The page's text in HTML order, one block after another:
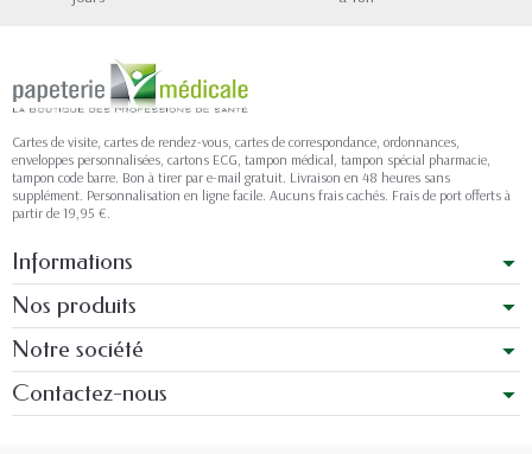
Cartes de visite, cartes de rendez-vous, cartes de correspondance, ordonnances,
enveloppes personnalisées, cartons ECG, tampon médical, tampon spécial pharmacie,
tampon code barre. Bon à tirer par e-mail gratuit. Livraison en 48 heures sans
supplément. Personnalisation en ligne facile. Aucuns frais cachés. Frais de port offerts à
partir de 19,95 €.
Informations
Nos produits
Notre société
Contactez-nous